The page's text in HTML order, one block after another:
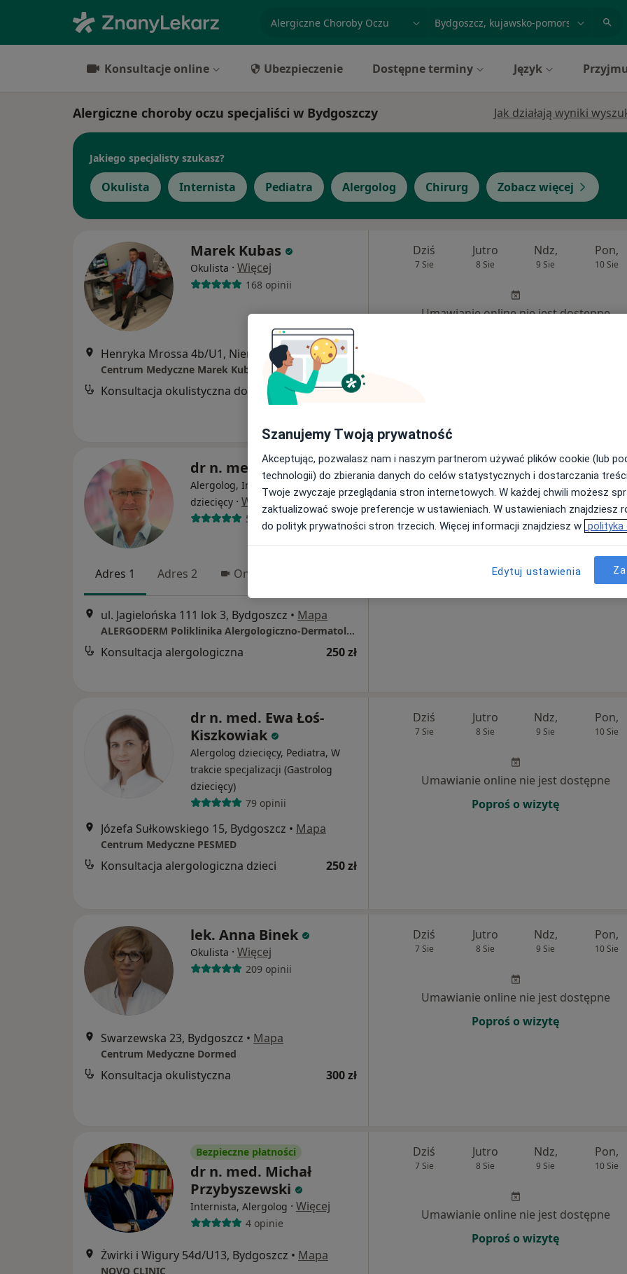
Konsultacje online Ubezpieczenie Dostępne terminy Język
Alergiczne choroby oczu specjaliści w Bydgoszczy Jak działają wyniki
Jakiego specjalisty szukasz?
Okulista Internista Pediatra Alergolog Chirurg Zobacz więcej
Marek Kubas
Okulista · Więcej
168 opinii
Henryka Mrossa 4b/U1, Niemcz • Mapa
Centrum Medyczne Marek Kubas
Konsultacja okulistyczna dorośli od 300 zł
Dziś
7 Sie
Jutro
8 Sie
Ndz,
9 Sie
Pon,
10 Sie
Umawianie online nie jest dostępne
dr n. med. Jacek Gocki
Alergolog, Internista, Alergolog
dziecięcy · Więcej
572 opinie
Adres 1 Adres 2 Online
ul. Jagielońska 111 lok 3, Bydgoszcz • Mapa
ALERGODERM Poliklinika Alergologiczno-Dermatologiczna
Konsultacja alergologiczna 250 zł
Dziś
7 Sie
Jutro
8 Sie
Ndz,
9 Sie
Pon,
10 Sie
Umawianie online nie jest dostępne
dr n. med. Ewa Łoś-
Kiszkowiak
Alergolog dziecięcy, Pediatra, W
trakcie specjalizacji (Gastrolog
dziecięcy)
79 opinii
Józefa Sułkowskiego 15, Bydgoszcz • Mapa
Centrum Medyczne PESMED
Konsultacja alergologiczna dzieci 250 zł
Dziś
7 Sie
Jutro
8 Sie
Ndz,
9 Sie
Pon,
10 Sie
Umawianie online nie jest dostępne
Poproś o wizytę
lek. Anna Binek
Okulista · Więcej
209 opinii
Swarzewska 23, Bydgoszcz • Mapa
Centrum Medyczne Dormed
Konsultacja okulistyczna 300 zł
Dziś
7 Sie
Jutro
8 Sie
Ndz,
9 Sie
Pon,
10 Sie
Umawianie online nie jest dostępne
Poproś o wizytę
Bezpieczne płatności
dr n. med. Michał
Przybyszewski
Internista, Alergolog · Więcej
4 opinie
Żwirki i Wigury 54d/U13, Bydgoszcz • Mapa
NOVO CLINIC
Dziś
7 Sie
Jutro
8 Sie
Ndz,
9 Sie
Pon,
10 Sie
Umawianie online nie jest dostępne
Poproś o wizytę
Szanujemy Twoją prywatność
Akceptując, pozwalasz nam i naszym partnerom używać plików cookie (lub
technologii) do zbierania danych do celów statystycznych i dostarczania
Twoje zwyczaje przeglądania stron internetowych. W każdej chwili możesz
zaktualizować swoje preferencje w ustawieniach. W ustawieniach znajdziesz
do polityk prywatności stron trzecich. Więcej informacji znajdziesz w polityka
Edytuj ustawienia